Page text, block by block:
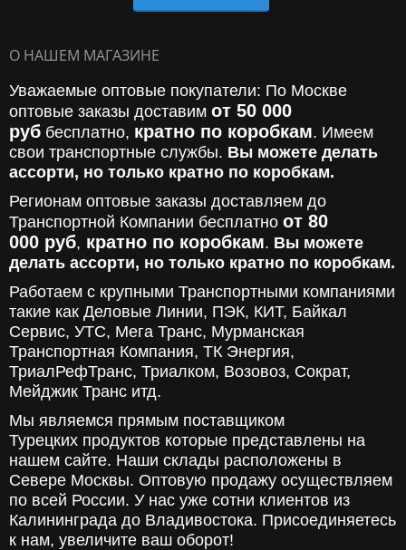
О НАШЕМ МАГАЗИНЕ
Уважаемые оптовые покупатели: По Москве
оптовые заказы доставим от 50 000
руб бесплатно, кратно по коробкам. Имеем
свои транспортные службы. Вы можете делать
ассорти, но только кратно по коробкам.
Регионам оптовые заказы доставляем до
Транспортной Компании бесплатно от 80
000 руб, кратно по коробкам. Вы можете
делать ассорти, но только кратно по коробкам.
Работаем с крупными Транспортными компаниями
такие как Деловые Линии, ПЭК, КИТ, Байкал
Сервис, УТС, Мега Транс, Мурманская
Транспортная Компания, ТК Энергия,
ТриалРефТранс, Триалком, Возовоз, Сократ,
Мейджик Транс итд.
Мы являемся прямым поставщиком
Турецких продуктов которые представлены на
нашем сайте. Наши склады расположены в
Севере Москвы. Оптовую продажу осуществляем
по всей России. У нас уже сотни клиентов из
Калининграда до Владивостока. Присоединяетесь
к нам, увеличите ваш оборот!